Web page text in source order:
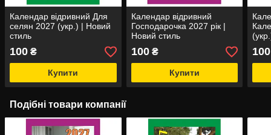
Календар відривний Для
селян 2027 (укр.) | Новий
стиль
100 ₴
Купити
Календар відривний
Господарочка 2027 рік |
Новий стиль
100₴
Купити
100
Подібні товари компанії